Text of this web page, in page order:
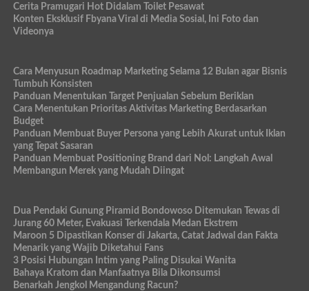
Cerita Pramugari Hot Didalam Toilet Pesawat
Konten Eksklusif Fbyana Viral di Media Sosial, Ini Foto dan
Videonya
Cara Menyusun Roadmap Marketing Selama 12 Bulan agar Bisnis
Tumbuh Konsisten
Panduan Menentukan Target Penjualan Sebelum Beriklan
Cara Menentukan Prioritas Aktivitas Marketing Berdasarkan
Budget
Panduan Membuat Buyer Persona yang Lebih Akurat untuk Iklan
yang Tepat Sasaran
Panduan Membuat Positioning Brand dari Nol: Langkah Awal
Membangun Merek yang Mudah Diingat
Dua Pendaki Gunung Piramid Bondowoso Ditemukan Tewas di
Jurang 60 Meter, Evakuasi Terkendala Medan Ekstrem
Maroon 5 Dipastikan Konser di Jakarta, Catat Jadwal dan Fakta
Menarik yang Wajib Diketahui Fans
3 Posisi Hubungan Intim yang Paling Disukai Wanita
Bahaya Kratom dan Manfaatnya Bila Dikonsumsi
Benarkah Jengkol Mengandung Racun?